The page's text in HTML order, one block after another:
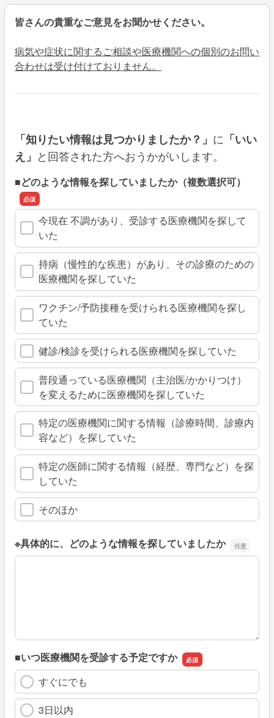
皆さんの貴重なご意見をお聞かせください。
病気や症状に関するご相談や医療機関への個別のお問い
合わせは受け付けておりません。
「知りたい情報は見つかりましたか？」 に 「いい
え」 と回答された方へおうかがいします。
■どのような情報を探していましたか（複数選択可）
今現在 不調があり、受診する医療機関を探して
いた
持病（慢性的な疾患）があり、その診療のための
医療機関を探していた
ワクチン/予防接種を受けられる医療機関を探し
ていた
健診/検診を受けられる医療機関を探していた
普段通っている医療機関（主治医/かかりつけ）
を変えるために医療機関を探していた
特定の医療機関に関する情報（診療時間、診療内
容など）を探していた
特定の医師に関する情報（経歴、専門など）を探
していた
そのほか
※具体的に、どのような情報を探していましたか
※具体的に、どのような情報を探していましたか
■いつ医療機関を受診する予定ですか
すぐにでも
3日以内